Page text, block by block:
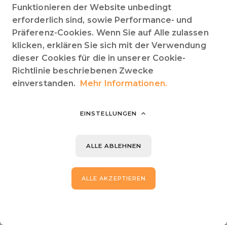
Funktionieren der Website unbedingt
erforderlich sind, sowie Performance- und
Präferenz-Cookies. Wenn Sie auf Alle zulassen
klicken, erklären Sie sich mit der Verwendung
dieser Cookies für die in unserer Cookie-
Richtlinie beschriebenen Zwecke
einverstanden. Mehr Informationen.
EINSTELLUNGEN
ALLE ABLEHNEN
ALLE AKZEPTIEREN